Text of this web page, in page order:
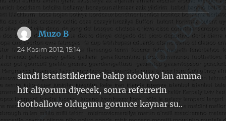
Muzo Bdedi
ki:
24 Kasım 2012, 15:14
simdi istatistiklerine bakip nooluyo lan amma
hit aliyorum diyecek, sonra referrerin
footballove oldugunu gorunce kaynar su..